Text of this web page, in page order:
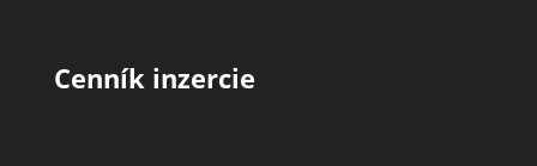
Cenník inzercie